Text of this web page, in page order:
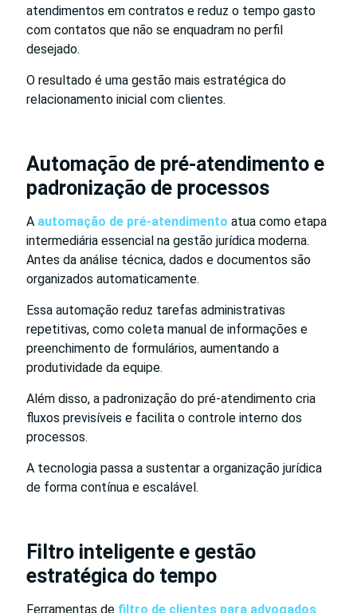
atendimentos em contratos e reduz o tempo gasto
com contatos que não se enquadram no perfil
desejado.
O resultado é uma gestão mais estratégica do
relacionamento inicial com clientes.
Automação de pré-atendimento e
padronização de processos
A automação de pré-atendimento atua como etapa
intermediária essencial na gestão jurídica moderna.
Antes da análise técnica, dados e documentos são
organizados automaticamente.
Essa automação reduz tarefas administrativas
repetitivas, como coleta manual de informações e
preenchimento de formulários, aumentando a
produtividade da equipe.
Além disso, a padronização do pré-atendimento cria
fluxos previsíveis e facilita o controle interno dos
processos.
A tecnologia passa a sustentar a organização jurídica
de forma contínua e escalável.
Filtro inteligente e gestão
estratégica do tempo
Ferramentas de filtro de clientes para advogados